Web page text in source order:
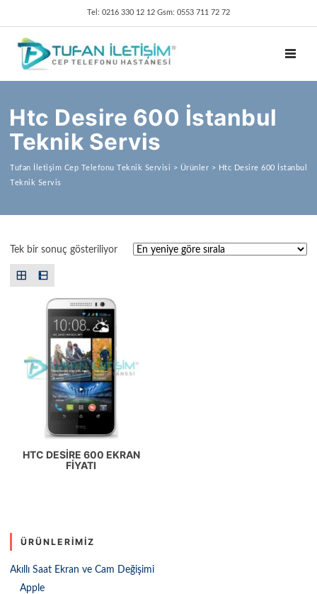
Tel: 0216 330 12 12 Gsm: 0553 711 72 72
Htc Desire 600 İstanbul
Teknik Servis
Tufan İletişim Cep Telefonu Teknik Servisi > Ürünler > Htc Desire 600 İstanbul
Teknik Servis
Tek bir sonuç gösteriliyor
HTC DESIRE 600 EKRAN
FIYATI
ÜRÜNLERIMIZ
Akıllı Saat Ekran ve Cam Değişimi
Apple